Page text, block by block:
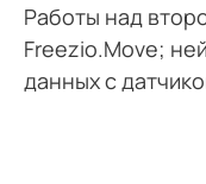
Работы над
Freezio.Move;
данных с